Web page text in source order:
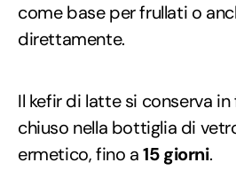
come base per frullati o
direttamente.
Il kefir di latte si conserva
chiuso nella bottiglia di
ermetico, fino a15 giorni.